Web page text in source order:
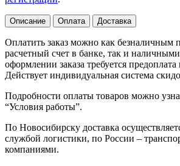
Описание Оплата Доставка
Оплатить заказ можно как безналичным
расчетный счет в банке, так и
оформлении заказа требуется предоплата
Действует индивидуальная система
Подробности оплаты товаров можно
“Условия работы”.
По Новосибирску доставка
службой логистики, по России –
компаниями.